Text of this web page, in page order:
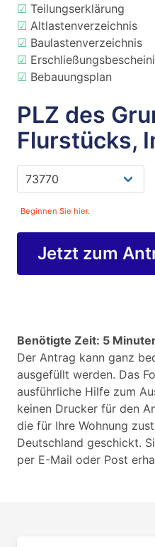
☑ Teilungserklärung
☑ Altlastenverzeichnis
☑ Baulastenverzeichnis
☑
☑ Bebauungsplan
PLZ des
Flurstücks,
Beginnen Sie hier.
Jetzt zum
Benötigte Zeit: 5
Der Antrag kann ganz
ausgefüllt werden. Das
ausführliche Hilfe zum
keinen Drucker für den
die für Ihre Wohnung
Deutschland geschickt.
per E-Mail oder Post